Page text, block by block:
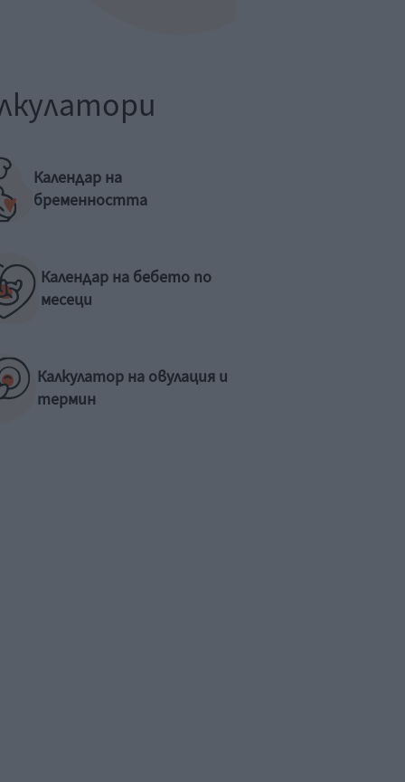
Календар на
бременността
Календар на бебето по
месеци
Калкулатор на овулация и
термин